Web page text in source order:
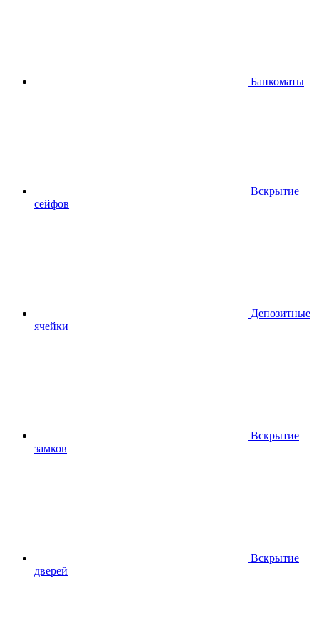
Банкоматы
Вскрытие
сейфов
Депозитные
ячейки
Вскрытие
замков
Вскрытие
дверей